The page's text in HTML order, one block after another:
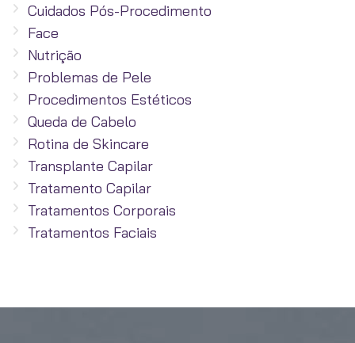
Cuidados Pós-Procedimento
Face
Nutrição
Problemas de Pele
Procedimentos Estéticos
Queda de Cabelo
Rotina de Skincare
Transplante Capilar
Tratamento Capilar
Tratamentos Corporais
Tratamentos Faciais